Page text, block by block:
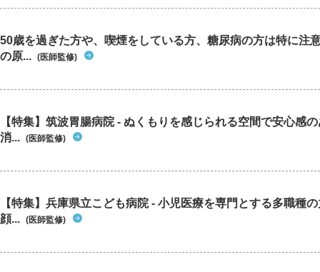
50歳を過ぎた方や、喫煙をしている方、糖尿病の方は特に注
の原... (医師監修)
【特集】筑波胃腸病院 - ぬくもりを感じられる空間で安心感
消... (医師監修)
【特集】兵庫県立こども病院 - 小児医療を専門とする多職種
顔... (医師監修)